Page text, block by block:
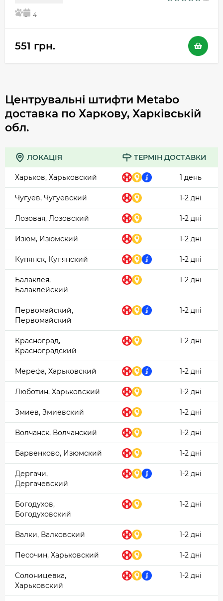
5 4
551 грн.
Центрувальні штифти Metabo
доставка по Харкову, Харківській
обл.
ЛОКАЦІЯ ТЕРМІН ДОСТАВКИ
Харьков, Харьковский 1 день
Чугуев, Чугуевский 1-2 дні
Лозовая, Лозовский 1-2 дні
Изюм, Изюмский 1-2 дні
Купянск, Купянский 1-2 дні
Балаклея,
Балаклейский
1-2 дні
Первомайский,
Первомайский
1-2 дні
Красноград,
Красноградский
1-2 дні
Мерефа, Харьковский 1-2 дні
Люботин, Харьковский 1-2 дні
Змиев, Змиевский 1-2 дні
Волчанск, Волчанский 1-2 дні
Барвенково, Изюмский 1-2 дні
Дергачи,
Дергачевский
1-2 дні
Богодухов,
Богодуховский
1-2 дні
Валки, Валковский 1-2 дні
Песочин, Харьковский 1-2 дні
Солоницевка,
Харьковский
1-2 дні